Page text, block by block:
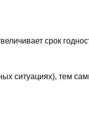
срок
ситуациях), тем